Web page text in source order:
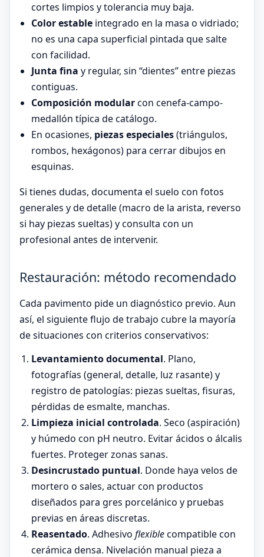
cortes limpios y tolerancia muy baja.
Color estable integrado en la masa o vidriado;
no es una capa superficial pintada que salte
con facilidad.
Junta fina y regular, sin “dientes” entre piezas
contiguas.
Composición modularcon cenefa-campo-
medallón típica de catálogo.
En ocasiones, piezas especiales(triángulos,
rombos, hexágonos) para cerrar dibujos en
esquinas.
Si tienes dudas, documenta el suelo con fotos
generales y de detalle (macro de la arista, reverso
si hay piezas sueltas) y consulta con un
profesional antes de intervenir.
Restauración: método recomendado
Cada pavimento pide un diagnóstico previo. Aun
así, el siguiente flujo de trabajo cubre la mayoría
de situaciones con criterios conservativos:
Levantamiento documental. Plano,
fotografías (general, detalle, luz rasante) y
registro de patologías: piezas sueltas, fisuras,
pérdidas de esmalte, manchas.
Limpieza inicial controlada. Seco (aspiración)
y húmedo con pH neutro. Evitar ácidos o álcalis
fuertes. Proteger zonas sanas.
Desincrustado puntual. Donde haya velos de
mortero o sales, actuar con productos
diseñados para gres porcelánico y pruebas
previas en áreas discretas.
Reasentado. Adhesivo flexiblecompatible con
cerámica densa. Nivelación manual pieza a